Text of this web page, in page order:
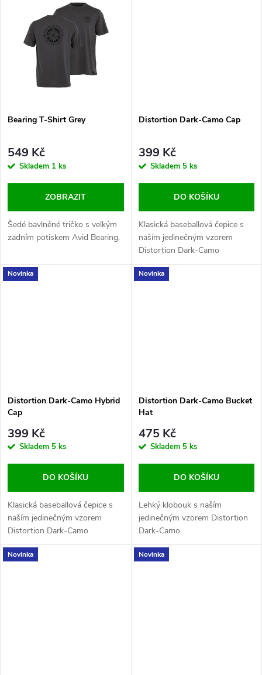
Bearing T-Shirt Grey
549 Kč
Skladem 1 ks
ZOBRAZIT
Šedé bavlněné tričko s velkým
zadním potiskem Avid Bearing.
Distortion Dark-Camo Cap
399 Kč
Skladem 5 ks
DO KOŠÍKU
Klasická baseballová čepice s
naším jedinečným vzorem
Distortion Dark-Camo
Novinka
Distortion Dark-Camo Hybrid
Cap
399 Kč
Skladem 5 ks
DO KOŠÍKU
Klasická baseballová čepice s
naším jedinečným vzorem
Distortion Dark-Camo
Novinka
Distortion Dark-Camo Bucket
Hat
475 Kč
Skladem 5 ks
DO KOŠÍKU
Lehký klobouk s naším
jedinečným vzorem Distortion
Dark-Camo
Novinka Novinka